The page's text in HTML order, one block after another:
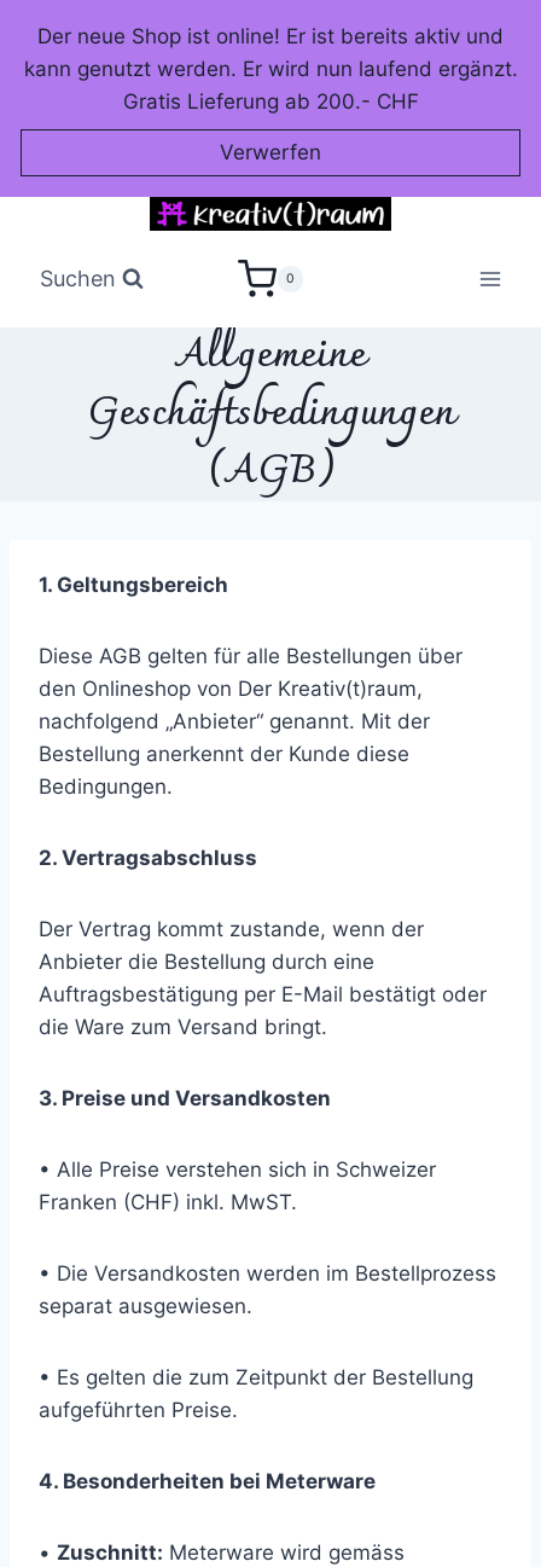
Inhalt
springen
Der neue Shop ist online! Er ist bereits aktiv und
kann genutzt werden. Er wird nun laufend ergänzt.
Gratis Lieferung ab 200.- CHF
Verwerfen
Suchen 0
Allgemeine
Geschäftsbedingungen
(AGB)
1. Geltungsbereich
Diese AGB gelten für alle Bestellungen über
den Onlineshop von Der Kreativ(t)raum,
nachfolgend „Anbieter“ genannt. Mit der
Bestellung anerkennt der Kunde diese
Bedingungen.
2. Vertragsabschluss
Der Vertrag kommt zustande, wenn der
Anbieter die Bestellung durch eine
Auftragsbestätigung per E-Mail bestätigt oder
die Ware zum Versand bringt.
3. Preise und Versandkosten
• Alle Preise verstehen sich in Schweizer
Franken (CHF) inkl. MwST.
• Die Versandkosten werden im Bestellprozess
separat ausgewiesen.
• Es gelten die zum Zeitpunkt der Bestellung
aufgeführten Preise.
4. Besonderheiten bei Meterware
• Zuschnitt: Meterware wird gemäss